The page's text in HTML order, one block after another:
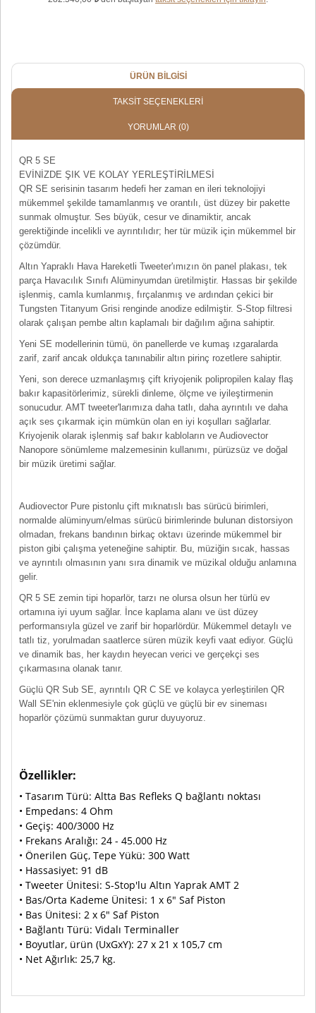
ÜRÜN BILGISI
TAKSIT SEÇENEKLERI
YORUMLAR (0)
QR 5 SE
EVİNİZDE ŞIK VE KOLAY YERLEŞTİRİLMESİ
QR SE serisinin tasarım hedefi her zaman en ileri teknolojiyi
mükemmel şekilde tamamlanmış ve orantılı, üst düzey bir pakette
sunmak olmuştur. Ses büyük, cesur ve dinamiktir, ancak
gerektiğinde incelikli ve ayrıntılıdır; her tür müzik için mükemmel bir
çözümdür.
Altın Yapraklı Hava Hareketli Tweeter'ımızın ön panel plakası, tek
parça Havacılık Sınıfı Alüminyumdan üretilmiştir. Hassas bir şekilde
işlenmiş, camla kumlanmış, fırçalanmış ve ardından çekici bir
Tungsten Titanyum Grisi renginde anodize edilmiştir. S-Stop filtresi
olarak çalışan pembe altın kaplamalı bir dağılım ağına sahiptir.
Yeni SE modellerinin tümü, ön panellerde ve kumaş ızgaralarda
zarif, zarif ancak oldukça tanınabilir altın pirinç rozetlere sahiptir.
Yeni, son derece uzmanlaşmış çift kriyojenik polipropilen kalay flaş
bakır kapasitörlerimiz, sürekli dinleme, ölçme ve iyileştirmenin
sonucudur. AMT tweeter'larımıza daha tatlı, daha ayrıntılı ve daha
açık ses çıkarmak için mümkün olan en iyi koşulları sağlarlar.
Kriyojenik olarak işlenmiş saf bakır kabloların ve Audiovector
Nanopore sönümleme malzemesinin kullanımı, pürüzsüz ve doğal
bir müzik üretimi sağlar.
Audiovector Pure pistonlu çift mıknatıslı bas sürücü birimleri,
normalde alüminyum/elmas sürücü birimlerinde bulunan distorsiyon
olmadan, frekans bandının birkaç oktavı üzerinde mükemmel bir
piston gibi çalışma yeteneğine sahiptir. Bu, müziğin sıcak, hassas
ve ayrıntılı olmasının yanı sıra dinamik ve müzikal olduğu anlamına
gelir.
QR 5 SE zemin tipi hoparlör, tarzı ne olursa olsun her türlü ev
ortamına iyi uyum sağlar. İnce kaplama alanı ve üst düzey
performansıyla güzel ve zarif bir hoparlördür. Mükemmel detaylı ve
tatlı tiz, yorulmadan saatlerce süren müzik keyfi vaat ediyor. Güçlü
ve dinamik bas, her kaydın heyecan verici ve gerçekçi ses
çıkarmasına olanak tanır.
Güçlü QR Sub SE, ayrıntılı QR C SE ve kolayca yerleştirilen QR
Wall SE'nin eklenmesiyle çok güçlü ve güçlü bir ev sineması
hoparlör çözümü sunmaktan gurur duyuyoruz.
Özellikler:
• Tasarım Türü: Altta Bas Refleks Q bağlantı noktası
• Empedans: 4 Ohm
• Geçiş: 400/3000 Hz
• Frekans Aralığı: 24 - 45.000 Hz
• Önerilen Güç, Tepe Yükü: 300 Watt
• Hassasiyet: 91 dB
• Tweeter Ünitesi: S-Stop'lu Altın Yaprak AMT 2
• Bas/Orta Kademe Ünitesi: 1 x 6" Saf Piston
• Bas Ünitesi: 2 x 6" Saf Piston
• Bağlantı Türü: Vidalı Terminaller
• Boyutlar, ürün (UxGxY): 27 x 21 x 105,7 cm
• Net Ağırlık: 25,7 kg.